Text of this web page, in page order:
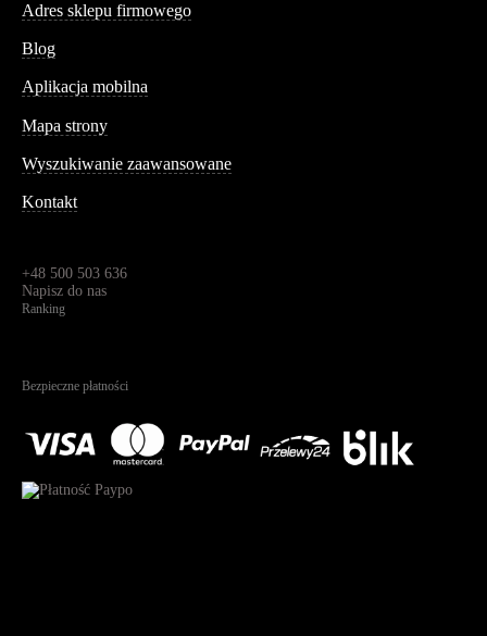
Adres sklepu firmowego
Blog
Aplikacja mobilna
Mapa strony
Wyszukiwanie zaawansowane
Kontakt
+48 500 503 636
Napisz do nas
Ranking
Bezpieczne płatności